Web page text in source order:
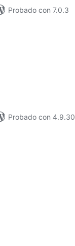
Probado con 7.0.3
Probado con 4.9.30